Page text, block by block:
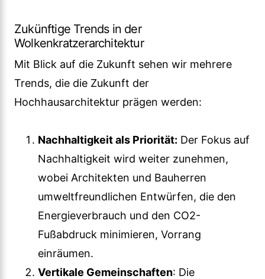
Zukünftige Trends in der
Wolkenkratzerarchitektur
Mit Blick auf die Zukunft sehen wir mehrere
Trends, die die Zukunft der
Hochhausarchitektur prägen werden:
Nachhaltigkeit als Priorität: Der Fokus auf
Nachhaltigkeit wird weiter zunehmen,
wobei Architekten und Bauherren
umweltfreundlichen Entwürfen, die den
Energieverbrauch und den CO2-
Fußabdruck minimieren, Vorrang
einräumen.
Vertikale Gemeinschaften: Die